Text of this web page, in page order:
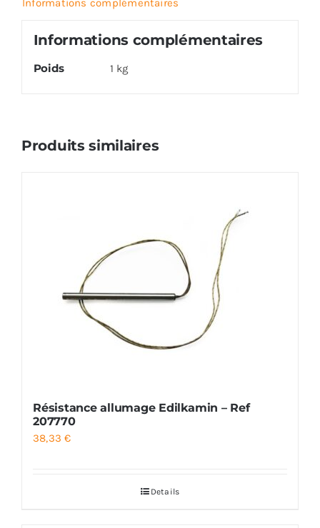
Informations complémentaires
Informations complémentaires
Poids 1 kg
Produits similaires
Résistance allumage Edilkamin – Ref
207770
38,33€
Details